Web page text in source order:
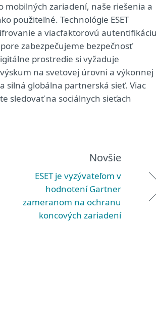
mobilných zariadení, naše riešenia a
použiteľné. Technológie ESET
a viacfaktorovú
zabezpečujeme bezpečnosť
prostredie si vyžaduje
na svetovej úrovni a výkonnej
silná globálna partnerská sieť. Viac
sledovať na sociálnych sieťach
Novšie
ESET je vyzývateľom v
hodnotení Gartner
zameranom na ochranu
koncových zariadení